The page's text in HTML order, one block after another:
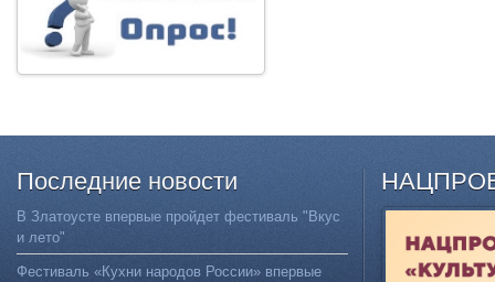
Последние новости
В Златоусте впервые пройдет фестиваль "Вкус
и лето"
Фестиваль «Кухни народов России» впервые